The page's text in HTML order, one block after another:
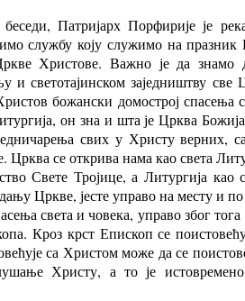
Патријарх Порфирије је
службу коју служимо на
Христове. Важно је да знамо
и светотајинском заједништву све
божански домострој спасења
он зна и шта је Црква
свих у Христу верних,
Црква се открива нама као света
Свете Тројице, а Литургија као
Цркве, јесте управо на месту и
света и човека, управо због
Кроз крст Епископ се
са Христом може да се
Христу, а то је